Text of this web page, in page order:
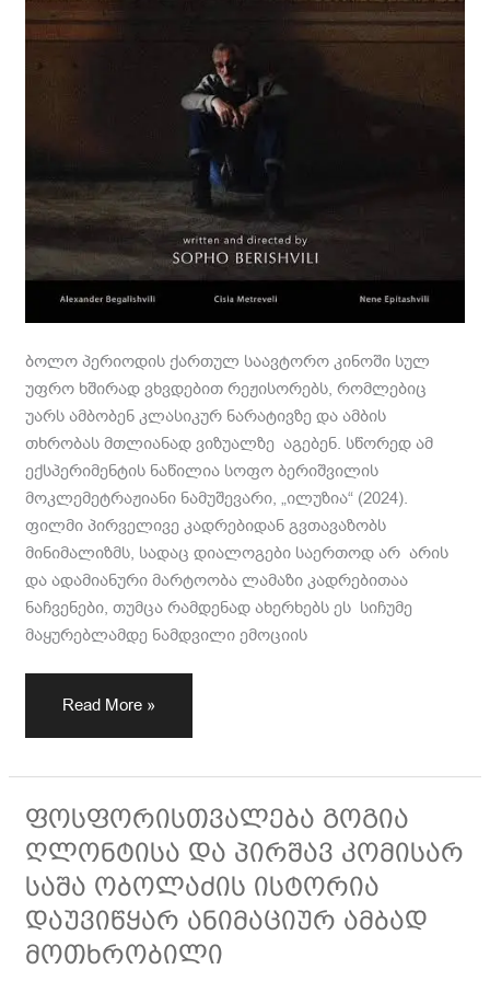
ბოლო პერიოდის ქართულ საავტორო კინოში სულ
უფრო ხშირად ვხვდებით რეჟისორებს, რომლებიც
უარს ამბობენ კლასიკურ ნარატივზე და ამბის
თხრობას მთლიანად ვიზუალზე აგებენ. სწორედ ამ
ექსპერიმენტის ნაწილია სოფო ბერიშვილის
მოკლემეტრაჟიანი ნამუშევარი, „ილუზია“ (2024).
ფილმი პირველივე კადრებიდან გვთავაზობს
მინიმალიზმს, სადაც დიალოგები საერთოდ არ არის
და ადამიანური მარტოობა ლამაზი კადრებითაა
ნაჩვენები, თუმცა რამდენად ახერხებს ეს სიჩუმე
მაყურებლამდე ნამდვილი ემოციის
Read More »
ფოსფორისთვალება გოგია
ღლონტისა და პირშავ კომისარ
საშა ობოლაძის ისტორია
დაუვიწყარ ანიმაციურ ამბად
მოთხრობილი
ფოსფორისთვალება
გოგია
ღლონტისა
და
პირშავ
კომისარ